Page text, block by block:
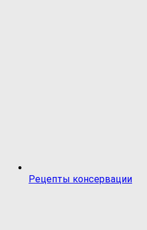
Рецепты консервации